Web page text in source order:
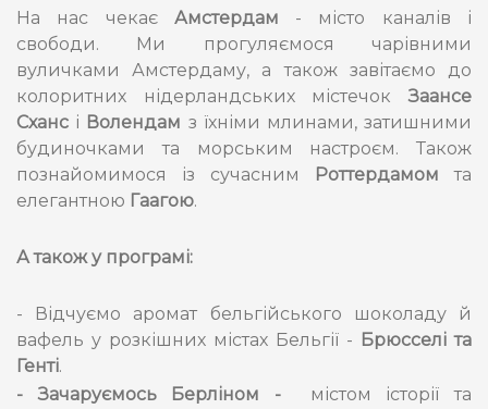
На нас чекає Амстердам - місто каналів і
свободи. Ми прогуляємося чарівними
вуличками Амстердаму, а також завітаємо до
колоритних нідерландських містечокЗаансе
Сханс і Волендам з їхніми млинами, затишними
будиночками та морським настроєм. Також
познайомимося із сучасним
Роттердамом та
елегантною Гаагою.
А також у програмі:
- Відчуємо аромат бельгійського шоколаду й
вафель у розкішних містах Бельгії - Брюсселі та
Генті.
- Зачаруємось Берліном -
містом історії та